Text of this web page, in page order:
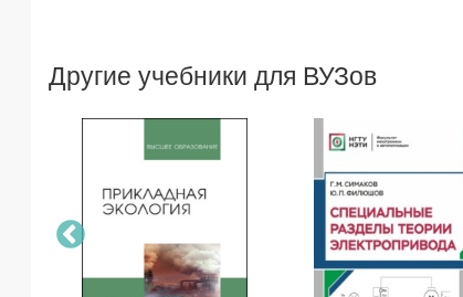
Другие учебники для ВУЗов